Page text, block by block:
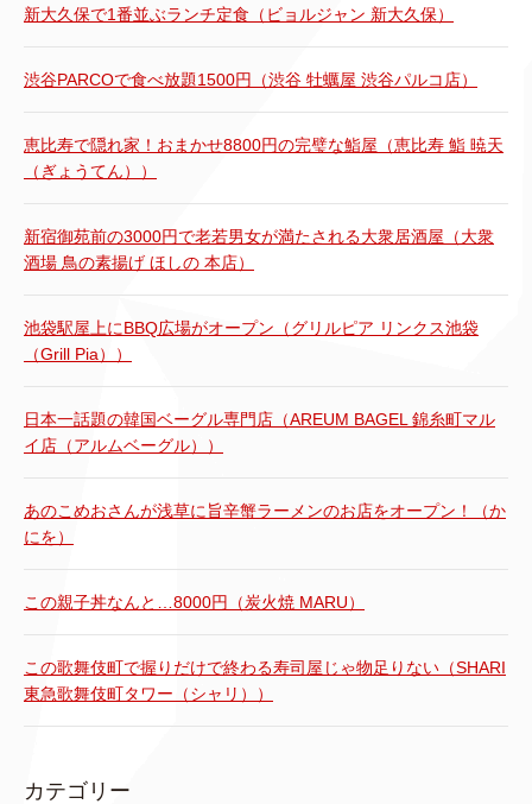
新大久保で1番並ぶランチ定食（ビョルジャン 新大久保）
渋谷PARCOで食べ放題1500円（渋谷 牡蠣屋 渋谷パルコ店）
恵比寿で隠れ家！おまかせ8800円の完璧な鮨屋（恵比寿 鮨 暁天
（ぎょうてん））
新宿御苑前の3000円で老若男女が満たされる大衆居酒屋（大衆
酒場 鳥の素揚げ ほしの 本店）
池袋駅屋上にBBQ広場がオープン（グリルピア リンクス池袋
（Grill Pia））
日本一話題の韓国ベーグル専門店（AREUM BAGEL 錦糸町マル
イ店（アルムベーグル））
あのこめおさんが浅草に旨辛蟹ラーメンのお店をオープン！（か
にを）
この親子丼なんと…8000円（炭火焼 MARU）
この歌舞伎町で握りだけで終わる寿司屋じゃ物足りない（SHARI
東急歌舞伎町タワー（シャリ））
カテゴリー